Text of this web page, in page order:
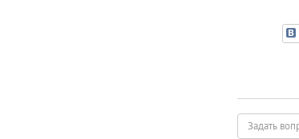
Задать
вопрос